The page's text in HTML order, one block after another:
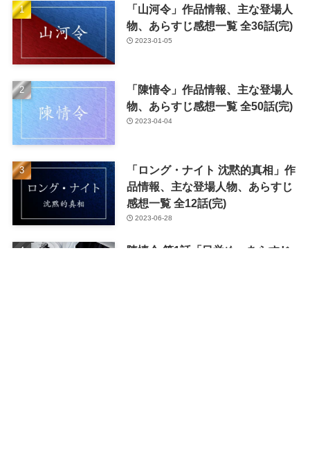
「山河令」作品情報、主な登場人
物、あらすじ感想一覧 全36話(完)
2023-01-05
「陳情令」作品情報、主な登場人
物、あらすじ感想一覧 全50話(完)
2023-04-04
「ロング・ナイト 沈黙的真相」作
品情報、主な登場人物、あらすじ
感想一覧 全12話(完)
2023-06-28
陳情令 第1話「目覚め」あらすじ